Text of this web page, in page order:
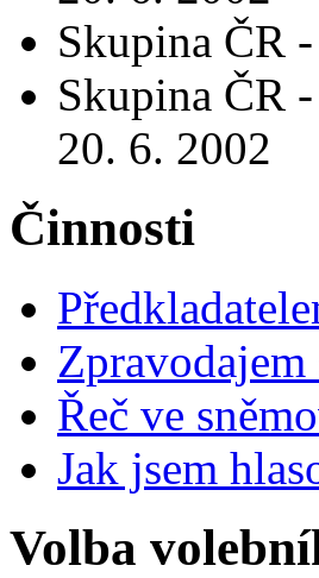
Skupina ČR -
Skupina ČR -
20. 6. 2002
Činnosti
Řeč ve
Jak jsem
Volba